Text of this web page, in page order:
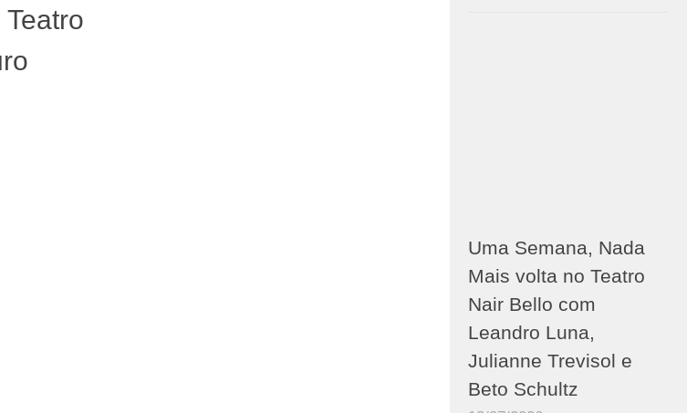
Uma Semana, Nada
Mais volta no Teatro
Nair Bello com
Leandro Luna,
Julianne Trevisol e
Beto Schultz